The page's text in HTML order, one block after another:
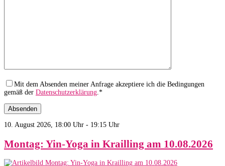
Mit dem Absenden meiner Anfrage akzeptiere ich die Bedingungen
gemäß der Datenschutzerklärung.*
10. August 2026, 18:00 Uhr - 19:15 Uhr
Montag: Yin-Yoga in Krailling am 10.08.2026